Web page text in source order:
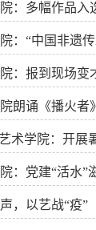
院：多幅作品
：“中国非遗
：报到现场变
朗诵《播火者》
术学院：开展
：党建“活水”
，以艺战“疫”